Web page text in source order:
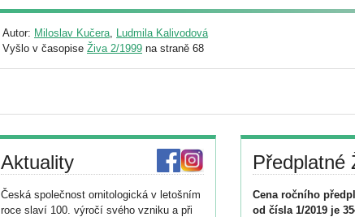
Autor: Miloslav Kučera, Ludmila Kalivodová
Vyšlo v časopise Živa 2/1999 na straně 68
Aktuality
Česká společnost ornitologická v letošním
roce slaví 100. výročí svého vzniku a při
Předplatné
Cena ročního
od čísla 1/2019 je